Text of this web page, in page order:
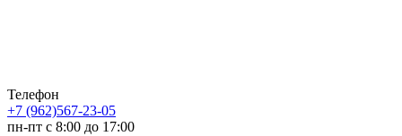
Телефон
+7 (962)567-23-05
пн-пт с 8:00 до 17:00